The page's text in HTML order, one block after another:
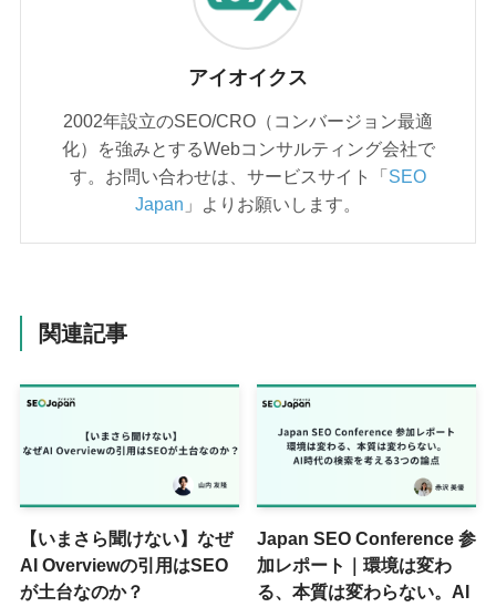
アイオイクス
2002年設立のSEO/CRO（コンバージョン最適
化）を強みとするWebコンサルティング会社で
す。お問い合わせは、サービスサイト「SEO
Japan 」よりお願いします。
関連記事
【いまさら聞けない】なぜ
AI Overviewの引用はSEO
が土台なのか？
Japan SEO Conference 参
加レポート｜環境は変わ
る、本質は変わらない。AI